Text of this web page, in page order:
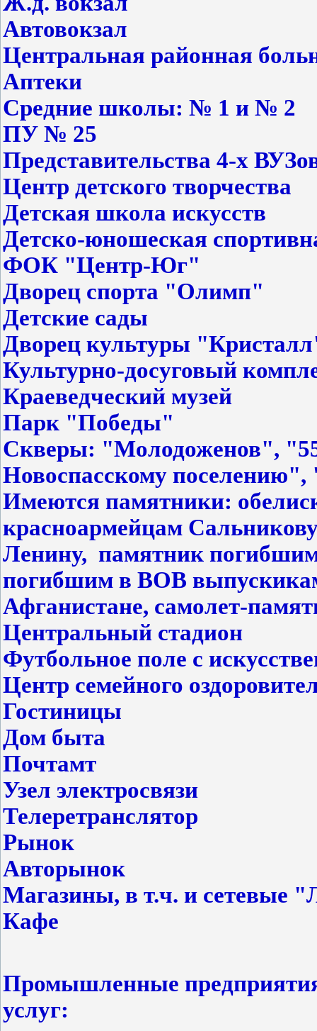
Автовокзал
Центральная районная
Аптеки
Средние школы: № 1 и № 2
ПУ № 25
Представительства 4-х
Центр детского творчества
Детская школа искусств
Детско-юношеская
ФОК "Центр-Юг"
Дворец спорта "Олимп"
Детские сады
Дворец культуры
Культурно-досуговый
Краеведческий музей
Парк "Победы"
Скверы: "Молодоженов",
Новоспасскому
Имеются памятники:
красноармейцам
Ленину, памятник
погибшим в ВОВ
Афганистане, самолет-
Центральный стадион
Футбольное поле с
Центр семейного
Гостиницы
Дом быта
Почтамт
Узел электросвязи
Телеретранслятор
Рынок
Авторынок
Магазины, в т.ч. и сетевые
Кафе
Промышленные
услуг: